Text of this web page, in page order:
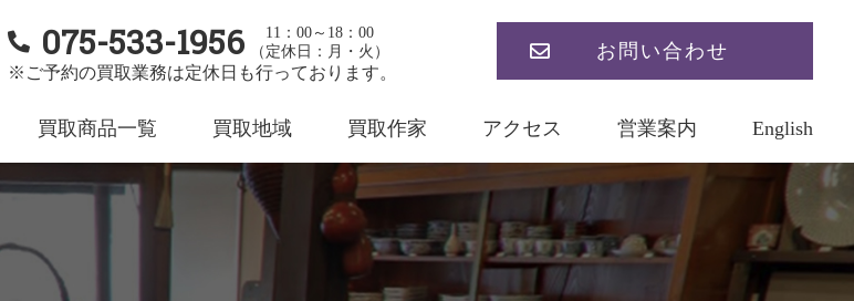
075-533-1956
11：00～18：00
（定休日：月・火）
※ご予約の買取業務は定休日も行っております。
お問い合わせ
買取商品一覧 買取地域 買取作家 アクセス 営業案内 English